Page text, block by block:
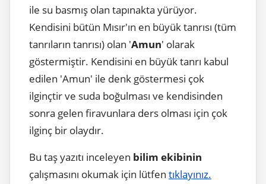
ile su basmış olan tapınakta yürüyor.
Kendisini bütün Mısır'ın en büyük tanrısı (tüm
tanrıların tanrısı) olan 'Amun' olarak
göstermiştir. Kendisini en büyük tanrı kabul
edilen 'Amun' ile denk göstermesi çok
ilginçtir ve suda boğulması ve kendisinden
sonra gelen firavunlara ders olması için çok
ilginç bir olaydır.
Bu taş yazıtı inceleyen bilim ekibinin
çalışmasını okumak için lütfen tıklayınız.